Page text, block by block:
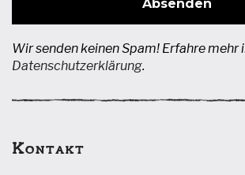
Wir senden keinen Spam! Erfahre mehr
Datenschutzerklärung.
Kontakt